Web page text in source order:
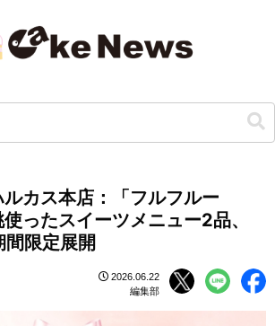
カス本店：「フルフルー
ったスイーツメニュー2品、
限定展開
2026.06.22
編集部